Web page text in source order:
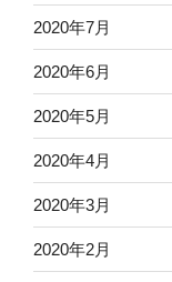
2020年7月
2020年6月
2020年5月
2020年4月
2020年3月
2020年2月